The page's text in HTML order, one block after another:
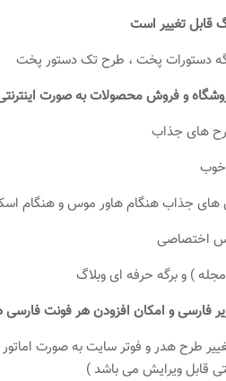
قابل تغییر است
دستورات پخت ، طرح تک دستور پخت
و فروش محصولات به صورت
های جذاب
خوب
های جذاب هنگام هاور موس و هنگام
اختصاصی
) و برگه حرفه ای وبلاگ
فارسی و امکان افزودن هر فونت
طرح هدر و فوتر سایت به صورت
قابل ویرایش می باشد )